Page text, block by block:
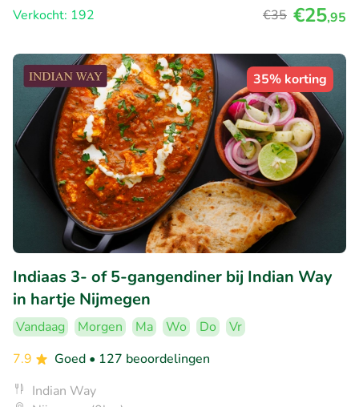
Verkocht: 192
€35 €25,95
35% korting
Indiaas 3- of 5-gangendiner bij Indian Way
in hartje Nijmegen
Vandaag Morgen Ma Wo Do
Vr
7.9
Goed • 127 beoordelingen
Indian Way